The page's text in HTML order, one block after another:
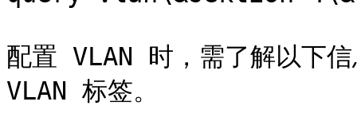
配置 VLAN 时，需了解以下
VLAN 标签。